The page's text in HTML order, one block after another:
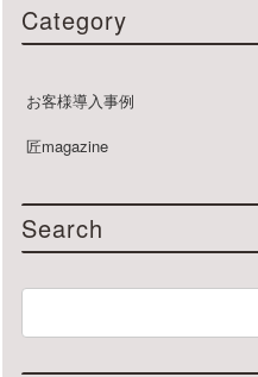
Category
お客様導入事例
匠magazine
Search